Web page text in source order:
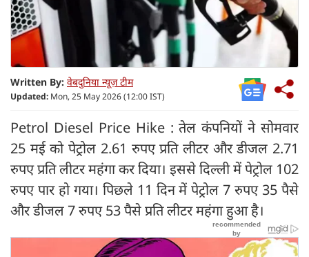
Written By: वेबदुनिया न्यूज़ टीम
Updated: Mon, 25 May 2026 (12:00 IST)
Petrol Diesel Price Hike : तेल कंपनियों ने सोमवार
25 मई को पेट्रोल 2.61 रुपए प्रति लीटर और डीजल 2.71
रुपए प्रति लीटर महंगा कर दिया। इससे दिल्ली में पेट्रोल 102
रुपए पार हो गया। पिछले 11 दिन में पेट्रोल 7 रुपए 35 पैसे
और डीजल 7 रुपए 53 पैसे प्रति लीटर महंगा हुआ है।